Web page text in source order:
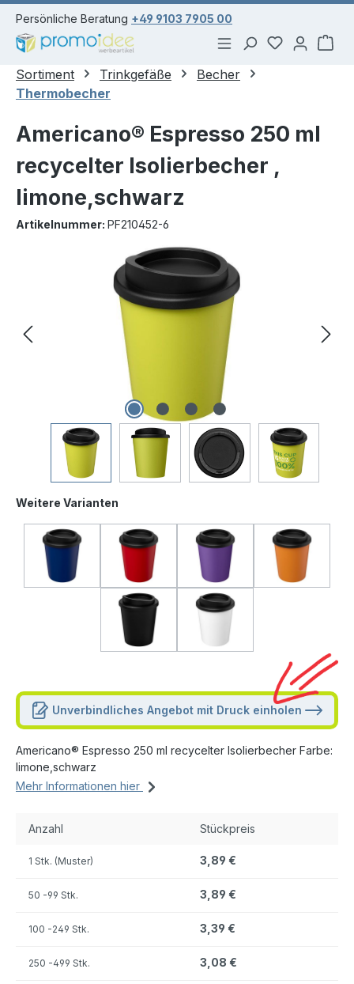
springen
Persönliche Beratung +49 9103 7905 00
Du hast 0
Sortiment Trinkgefäße
Becher
Thermobecher
Americano® Espresso 250 ml
recycelter Isolierbecher ,
limone,schwarz
Artikelnummer: PF210452-6
Bildergalerie überspringen
Weitere Varianten
Unverbindliches Angebot mit Druck einholen
Americano® Espresso 250 ml recycelter Isolierbecher Farbe:
limone,schwarz
Mehr Informationen hier
Anzahl Stückpreis
1 Stk. (Muster) 3,89 €
50 -99 Stk. 3,89 €
100 -249 Stk. 3,39 €
250 -499 Stk. 3,08 €